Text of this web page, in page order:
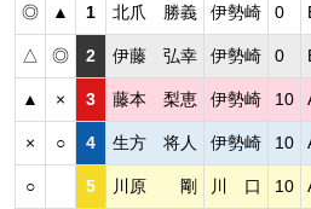
◎ ▲ 1 北爪 勝義 伊勢崎 0
△ ◎ 2 伊藤 弘幸 伊勢崎 0
▲ × 3 藤本 梨恵 伊勢崎 10
× ○ 4 生方 将人 伊勢崎 10
○ 5 川原 剛 川 口 10